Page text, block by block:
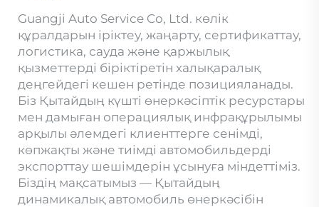
Guangji Auto Service Co, Ltd. көлік
құралдарын іріктеу, жаңарту, сертификаттау,
логистика, сауда және қаржылық
қызметтерді біріктіретін халықаралық
деңгейдегі кешен ретінде позицияланады.
Біз Қытайдың күшті өнеркәсіптік ресурстары
мен дамыған операциялық инфрақұрылымы
арқылы әлемдегі клиенттерге сенімді,
көпжақты және тиімді автомобильдерді
экспорттау шешімдерін ұсынуға міндеттіміз.
Біздің мақсатымыз — Қытайдың
динамикалық автомобиль өнеркәсібін